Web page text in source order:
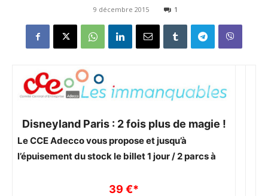
9 décembre 2015 1
Disneyland Paris : 2 fois plus de magie !
Le CCE Adecco vous propose et jusqu’à
l’épuisement du stock le billet 1 jour / 2 parcs à
39 €*